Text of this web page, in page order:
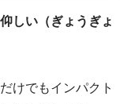
しい（ぎょうぎょ
けでもインパクト